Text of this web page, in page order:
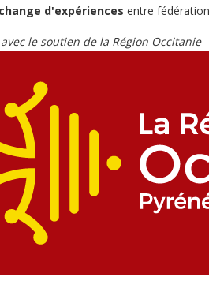
d'expériences entre
le soutien de la Région Occitanie